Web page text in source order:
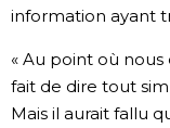
information ayant
« Au point où nous
fait de dire tout
Mais il aurait fallu